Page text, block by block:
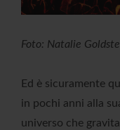
Foto: Natalie
Ed è sicuramente
in pochi anni alla
universo che